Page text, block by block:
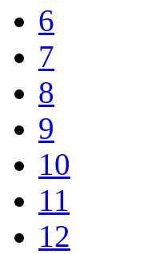
6
7
8
9
10
11
12